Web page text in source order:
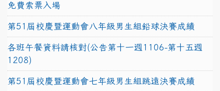
免費索票入場
第51屆校慶暨運動會八年級男生組鉛球決賽成績
各班午餐資料請核對(公告第十一週1106-第十五週
1208)
第51屆校慶暨運動會七年級男生組跳遠決賽成績